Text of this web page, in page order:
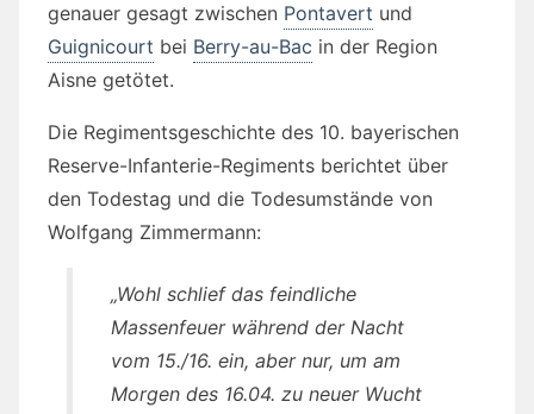
genauer gesagt zwischen Pontavert und
Guignicourt bei Berry-au-Bac in der Region
Aisne getötet.
Die Regimentsgeschichte des 10. bayerischen
Reserve-Infanterie-Regiments berichtet über
den Todestag und die Todesumstände von
Wolfgang Zimmermann:
„Wohl schlief das feindliche
Massenfeuer während der Nacht
vom 15./16. ein, aber nur, um am
Morgen des 16.04. zu neuer Wucht